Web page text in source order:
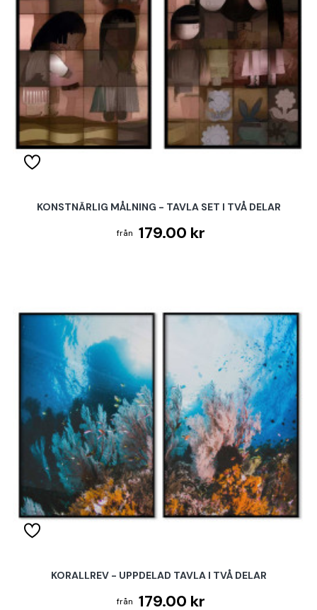
KONSTNÄRLIG MÅLNING - TAVLA SET I TVÅ DELAR
179.00 kr
KORALLREV - UPPDELAD TAVLA I TVÅ DELAR
179.00 kr